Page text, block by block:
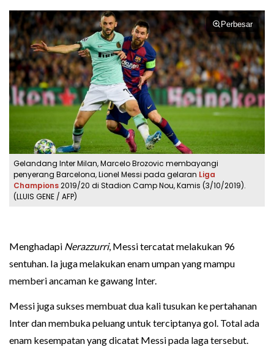
Perbesar
Gelandang Inter Milan, Marcelo Brozovic membayangi
penyerang Barcelona, Lionel Messi pada gelaran Liga
Champions2019/20 di Stadion Camp Nou, Kamis (3/10/2019).
(LLUIS GENE / AFP)
Menghadapi Nerazzurri, Messi tercatat melakukan 96
sentuhan. Ia juga melakukan enam umpan yang mampu
memberi ancaman ke gawang Inter.
Messi juga sukses membuat dua kali tusukan ke pertahanan
Inter dan membuka peluang untuk terciptanya gol. Total ada
enam kesempatan yang dicatat Messi pada laga tersebut.